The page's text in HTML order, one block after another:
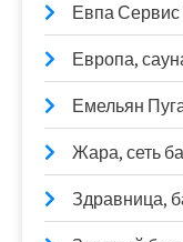
Евпа
Европа,
Емельян
Жара, сеть
Здравница,